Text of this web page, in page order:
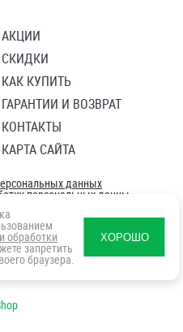
АКЦИИ
СКИДКИ
КАК КУПИТЬ
ГАРАНТИИ И ВОЗВРАТ
КОНТАКТЫ
КАРТА САЙТА
данных
персональных данны
обработки
запретить
браузера.
ХОРОШО